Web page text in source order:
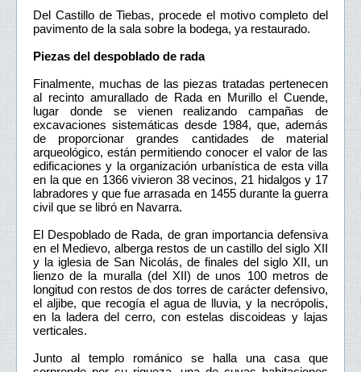
Del Castillo de Tiebas, procede el motivo completo del
pavimento de la sala sobre la bodega, ya restaurado.
Piezas del despoblado de rada
Finalmente, muchas de las piezas tratadas pertenecen
al recinto amurallado de Rada en Murillo el Cuende,
lugar donde se vienen realizando campañas de
excavaciones sistemáticas desde 1984, que, además
de proporcionar grandes cantidades de material
arqueológico, están permitiendo conocer el valor de las
edificaciones y la organización urbanística de esta villa
en la que en 1366 vivieron 38 vecinos, 21 hidalgos y 17
labradores y que fue arrasada en 1455 durante la guerra
civil que se libró en Navarra.
El Despoblado de Rada, de gran importancia defensiva
en el Medievo, alberga restos de un castillo del siglo XII
y la iglesia de San Nicolás, de finales del siglo XII, un
lienzo de la muralla (del XII) de unos 100 metros de
longitud con restos de dos torres de carácter defensivo,
el aljibe, que recogía el agua de lluvia, y la necrópolis,
en la ladera del cerro, con estelas discoideas y lajas
verticales.
Junto al templo románico se halla una casa que